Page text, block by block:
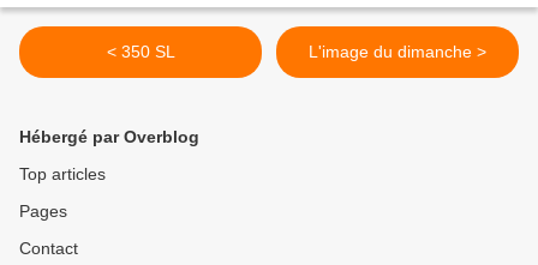
< 350 SL L'image du dimanche >
Hébergé par Overblog
Top articles
Pages
Contact